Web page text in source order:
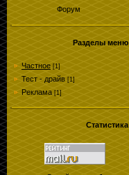
Форум
Разделы меню
Частное [1]
Тест - драйв [1]
Реклама [1]
Статистика